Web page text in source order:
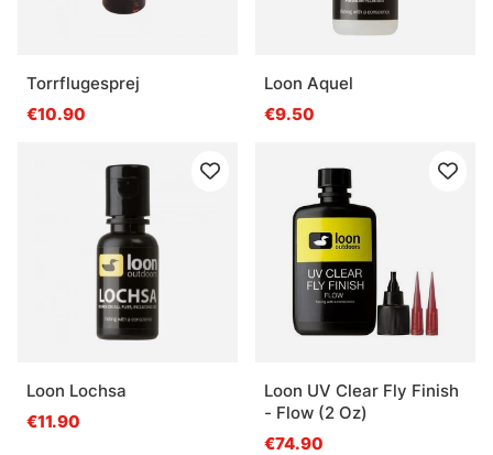
Torrflugesprej
€10.90
Loon Aquel
€9.50
Loon Lochsa
€11.90
Loon UV Clear Fly Finish
- Flow (2 Oz)
€74.90